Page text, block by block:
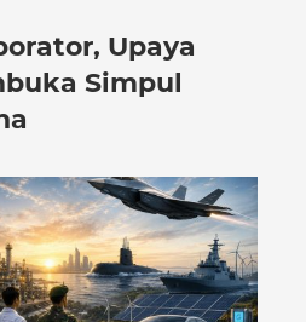
Upaya
Simpul